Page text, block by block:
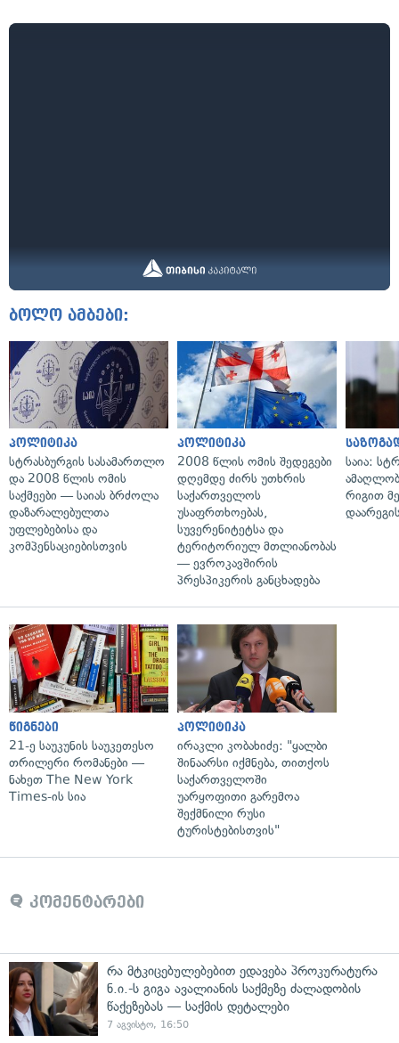
ბოლო ამბები:
პოლიტიკა
სტრასბურგის სასამართლო
და 2008 წლის ომის
საქმეები — საიას ბრძოლა
დაზარალებულთა
უფლებებისა და
კომპენსაციებისთვის
პოლიტიკა
2008 წლის ომის შედეგები
დღემდე ძირს უთხრის
საქართველოს
უსაფრთხოებას,
სუვერენიტეტსა და
ტერიტორიულ მთლიანობას
— ევროკავშირის
პრესპიკერის განცხადება
საია:
რიგით
წიგნები
21-ე საუკუნის საუკეთესო
თრილერი რომანები —
ნახეთ The New York
Times-ის სია
პოლიტიკა
ირაკლი კობახიძე: "ყალბი
შინაარსი იქმნება, თითქოს
საქართველოში
უარყოფითი გარემოა
შექმნილი რუსი
ტურისტებისთვის"
კომენტარები
რა მტკიცებულებებით ედავება პროკურატურა
ნ.ი.-ს გიგა ავალიანის საქმეზე ძალადობის
წაქეზებას — საქმის დეტალები
7 აგვისტო, 16:50